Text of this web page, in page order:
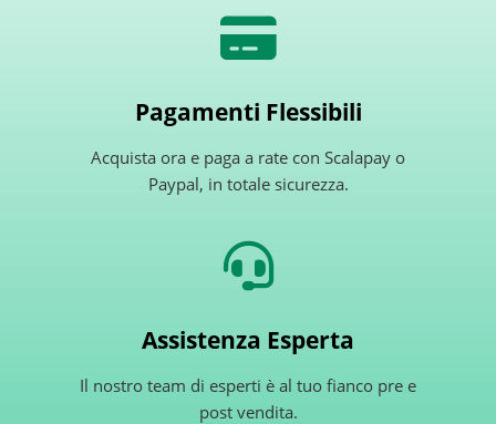
Pagamenti Flessibili
Acquista ora e paga a rate con Scalapay o
Paypal, in totale sicurezza.
Assistenza Esperta
Il nostro team di esperti è al tuo fianco pre e
post vendita.